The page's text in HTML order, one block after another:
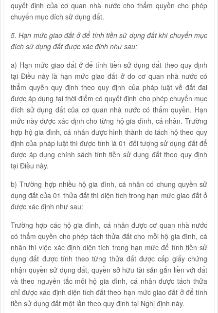
quyết định của cơ quan nhà nước cho thẩm quyền cho phép
chuyển mục đích sử dụng đất.
5. Hạn mức giao đất ở để tính tiền sử dụng đất khi chuyển mục
đích sử dụng đất được xác định như sau:
a) Hạn mức giao đất ở để tính tiền sử dụng đất theo quy định
tại Điều này là hạn mức giao đất ở do cơ quan nhà nước có
thẩm quyền quy định theo quy định của pháp luật về đất đai
được áp dụng tại thời điểm có quyết định cho phép chuyển mục
đích sử dụng đất của cơ quan nhà nước có thẩm quyền. Hạn
mức này được xác định cho từng hộ gia đình, cá nhân. Trường
hợp hộ gia đình, cá nhân được hình thành do tách hộ theo quy
định của pháp luật thì được tính là 01 đối tượng sử dụng đất để
được áp dụng chính sách tính tiền sử dụng đất theo quy định
tại Điều này.
b) Trường hợp nhiều hộ gia đình, cá nhân có chung quyền sử
dụng đất của 01 thửa đất thì diện tích trong hạn mức giao đất ở
được xác định như sau:
Trường hợp các hộ gia đình, cá nhân được cơ quan nhà nước
có thẩm quyền cho phép tách thửa đất cho mỗi hộ gia đình, cá
nhân thì việc xác định diện tích trong hạn mức để tính tiền sử
dụng đất được tính theo từng thửa đất được cấp giấy chứng
nhận quyền sử dụng đất, quyền sở hữu tài sản gắn liền với đất
và theo nguyên tắc mỗi hộ gia đình, cá nhân được tách thửa
chỉ được xác định diện tích đất theo hạn mức giao đất ở để tính
tiền sử dụng đất một lần theo quy định tại Nghị định này.